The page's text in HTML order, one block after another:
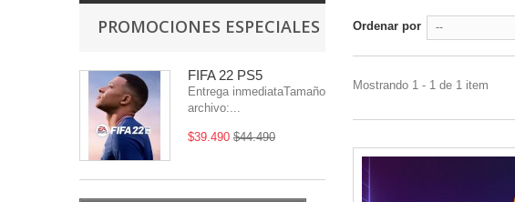
PROMOCIONES ESPECIALES
FIFA 22 PS5
Entrega inmediataTamaño
archivo:...
$39.490 $44.490
Ordenar por --
Mostrando 1 - 1 de 1 item